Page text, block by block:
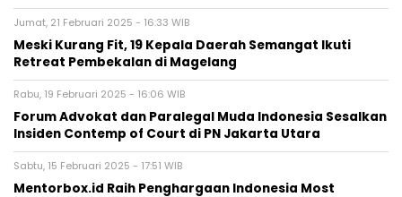
Jumat, 21 Februari 2025 - 16:33 WIB
Meski Kurang Fit, 19 Kepala Daerah Semangat Ikuti
Retreat Pembekalan di Magelang
Rabu, 19 Februari 2025 - 16:06 WIB
Forum Advokat dan Paralegal Muda Indonesia Sesalkan
Insiden Contemp of Court di PN Jakarta Utara
Sabtu, 15 Februari 2025 - 17:51 WIB
Mentorbox.id Raih Penghargaan Indonesia Most